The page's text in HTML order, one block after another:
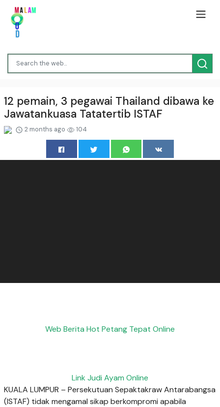
12 pemain, 3 pegawai Thailand dibawa ke
Jawatankuasa Tatatertib ISTAF
2 months ago 104
Web Berita Hot Petang Tepat Online
Link Judi Ayam Online
KUALA LUMPUR – Persekutuan Sepaktakraw Antarabangsa
(ISTAF) tidak mengamal sikap berkompromi apabila